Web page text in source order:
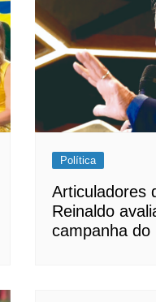
Política
Articuladores
Reinaldo
campanha do